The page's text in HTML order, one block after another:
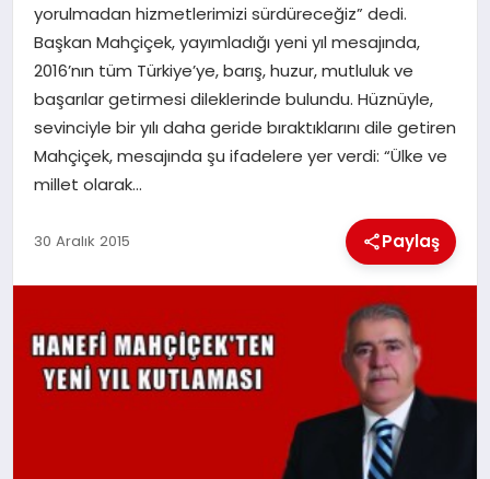
GENEL
SPOR
İLÇE HABERLERI
DÜNYA
İLETIŞIM
KÜNYE
yorulmadan hizmetlerimizi sürdüreceğiz” dedi.
Başkan Mahçiçek, yayımladığı yeni yıl mesajında,
2016’nın tüm Türkiye’ye, barış, huzur, mutluluk ve
başarılar getirmesi dileklerinde bulundu. Hüznüyle,
sevinciyle bir yılı daha geride bıraktıklarını dile getiren
Mahçiçek, mesajında şu ifadelere yer verdi: “Ülke ve
millet olarak…
30 Aralık 2015 Paylaş